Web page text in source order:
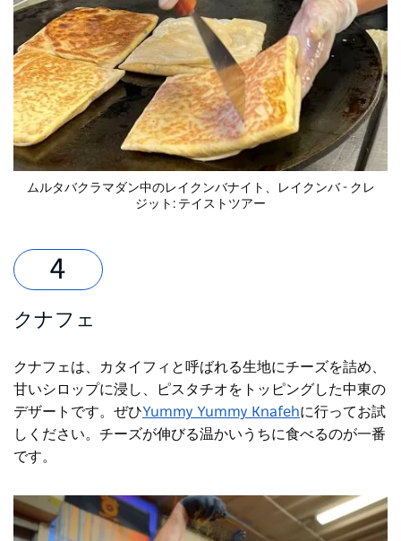
ムルタバク ラマダン中のレイクンバナイト 、レイクンバ - クレ
ジット: テイストツアー
クナフェ
クナフェは、カタイフィと呼ばれる生地にチーズを詰め、
甘いシロップに浸し、ピスタチオをトッピングした中東の
デザートです。ぜひYummy Yummy Knafehに行ってお試
しください。チーズが伸びる温かいうちに食べるのが一番
です。